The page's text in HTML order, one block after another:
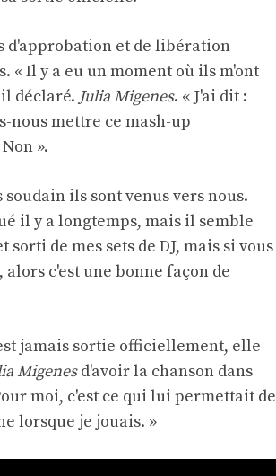
d'approbation et de libération
« Il y a eu un moment où ils m'ont
déclaré. Julia Migenes. « J'ai dit :
nous mettre ce mash-up
».
soudain ils sont venus vers nous.
il y a longtemps, mais il semble
de mes sets de DJ, mais si vous
c'est une bonne façon de
jamais sortie officiellement, elle
Migenesd'avoir la chanson dans
moi, c'est ce qui lui permettait de
lorsque je jouais. »